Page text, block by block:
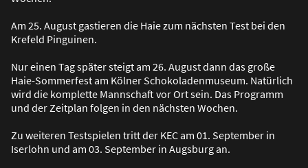
Am 25. August gastieren die Haie zum nächsten Test bei den
Krefeld Pinguinen.
Nur einen Tag später steigt am 26. August dann das große
Haie-Sommerfest am Kölner Schokoladenmuseum. Natürlich
wird die komplette Mannschaft vor Ort sein. Das Programm
und der Zeitplan folgen in den nächsten Wochen.
Zu weiteren Testspielen tritt der KEC am 01. September in
Iserlohn und am 03. September in Augsburg an.